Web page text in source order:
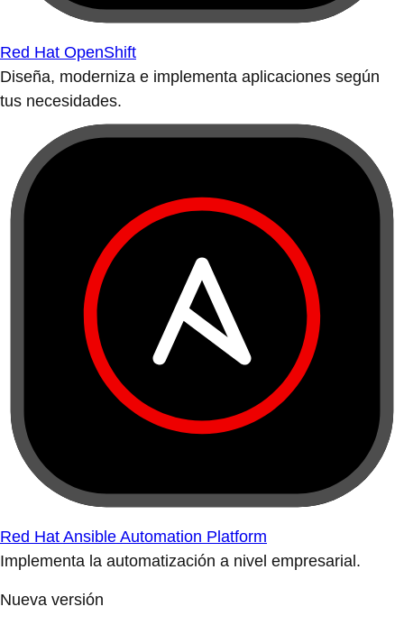
Red Hat OpenShift
Diseña, moderniza e implementa aplicaciones según
tus necesidades.
Red Hat Ansible Automation Platform
Implementa la automatización a nivel empresarial.
Nueva versión